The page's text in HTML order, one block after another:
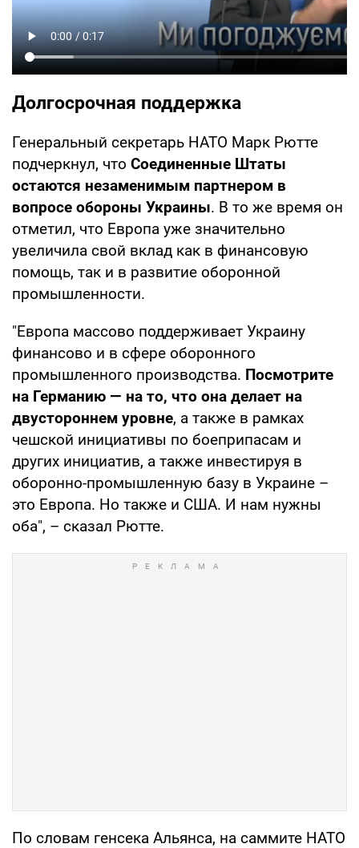
Долгосрочная поддержка
Генеральный секретарь НАТО Марк Рютте
подчеркнул, что Соединенные Штаты
остаются незаменимым партнером в
вопросе обороны Украины. В то же время он
отметил, что Европа уже значительно
увеличила свой вклад как в финансовую
помощь, так и в развитие оборонной
промышленности.
"Европа массово поддерживает Украину
финансово и в сфере оборонного
промышленного производства. Посмотрите
на Германию — на то, что она делает на
двустороннем уровне, а также в рамках
чешской инициативы по боеприпасам и
других инициатив, а также инвестируя в
оборонно-промышленную базу в Украине –
это Европа. Но также и США. И нам нужны
оба", – сказал Рютте.
По словам генсека Альянса, на саммите НАТО